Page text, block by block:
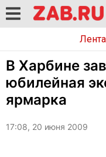
Лента
В Харбине
юбилейная
ярмарка
17:08, 20 июня 2009